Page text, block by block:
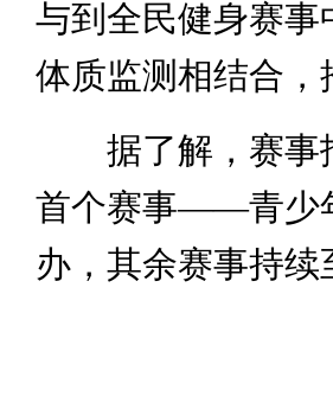
与到全民健身赛
体质监测相结合
据了解，赛事
首个赛事——青少
办，其余赛事持